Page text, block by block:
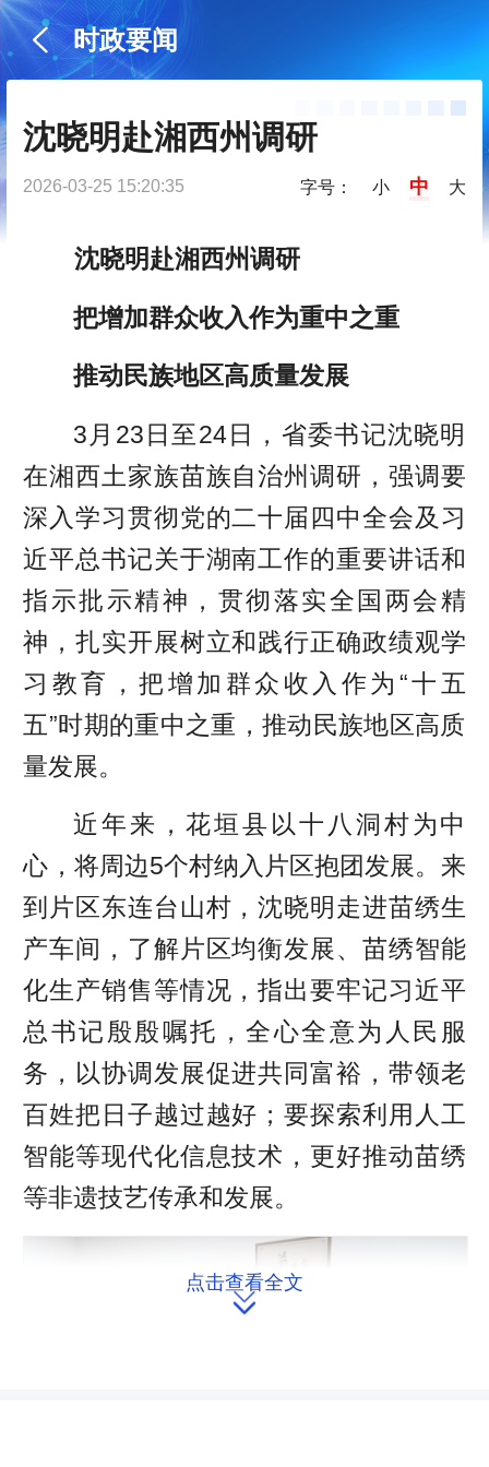
时政要闻
沈晓明赴湘西州调研
2026-03-25 15:20:35 字号： 小 中 大
沈晓明赴湘西州调研
把增加群众收入作为重中之重
推动民族地区高质量发展
3月23日至24日，省委书记沈晓明
在湘西土家族苗族自治州调研，强调要
深入学习贯彻党的二十届四中全会及习
近平总书记关于湖南工作的重要讲话和
指示批示精神，贯彻落实全国两会精
神，扎实开展树立和践行正确政绩观学
习教育，把增加群众收入作为“十五
五”时期的重中之重，推动民族地区高质
量发展。
近年来，花垣县以十八洞村为中
心，将周边5个村纳入片区抱团发展。来
到片区东连台山村，沈晓明走进苗绣生
产车间，了解片区均衡发展、苗绣智能
化生产销售等情况，指出要牢记习近平
总书记殷殷嘱托，全心全意为人民服
务，以协调发展促进共同富裕，带领老
百姓把日子越过越好；要探索利用人工
智能等现代化信息技术，更好推动苗绣
等非遗技艺传承和发展。
点击查看全文
